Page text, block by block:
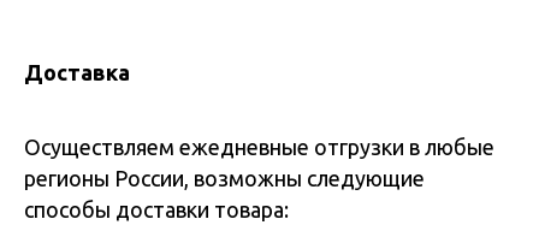
Доставка
Осуществляем ежедневные отгрузки в любые
регионы России, возможны следующие
способы доставки товара: